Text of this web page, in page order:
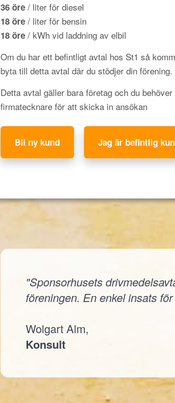
36 öre / liter för diesel
18 öre / liter för bensin
18 öre / kWh vid laddning av elbil
Om du har ett befintligt avtal hos St1 så
byta till detta avtal där du stödjer din förening.
Detta avtal gäller bara företag och du
firmatecknare för att skicka in ansökan
Bli ny kund Jag är befintlig
"Sponsorhusets
föreningen. En enkel insats
Wolgart Alm,
Konsult